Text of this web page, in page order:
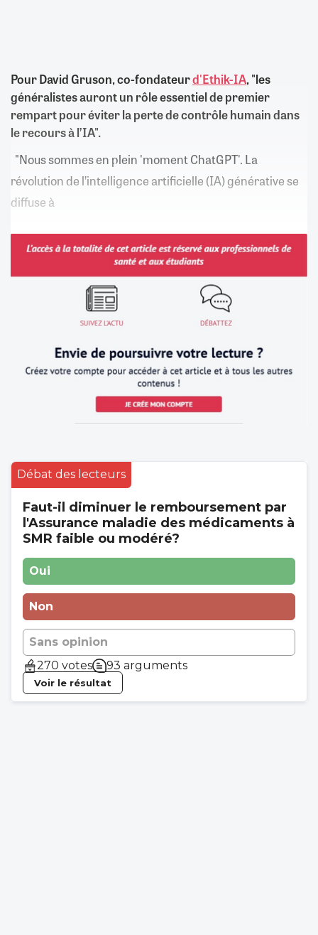
Pour David Gruson, co-fondateurd'Ethik-IA, "les
généralistes auront un rôle essentiel de premier
rempart pour éviter la perte de contrôle humain dans
le recours à l’IA".
"Nous sommes en plein 'moment ChatGPT'. La
révolution de l’intelligence artificielle (IA) générative se
diffuse à
Débat des lecteurs
Faut-il diminuer le remboursement par
l'Assurance maladie des médicaments à
SMR faible ou modéré?
Oui
Non
Sans opinion
270 votes
93 arguments
Voir le résultat